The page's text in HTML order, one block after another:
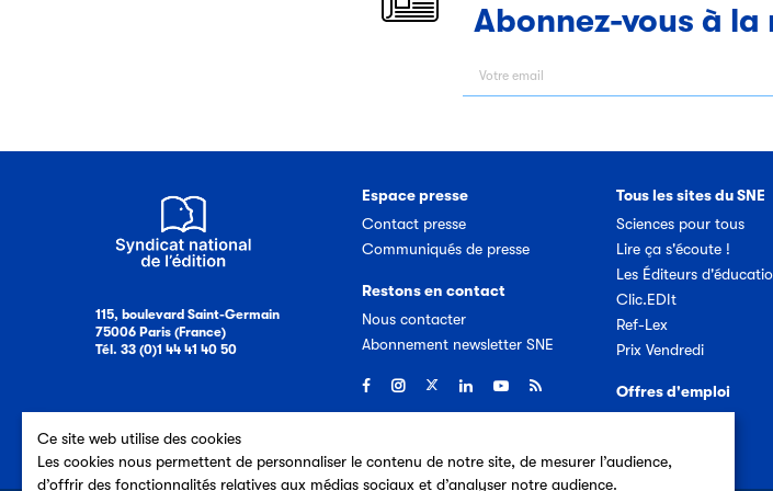
Ce site web utilise des cookies
Les cookies nous permettent de personnaliser le contenu de notre site, de mesurer l’audience,
d’offrir des fonctionnalités relatives aux médias sociaux et d’analyser notre audience.
Abonnez-vous à la
115, boulevard Saint-Germain
75006 Paris (France)
Tél. 33 (0)1 44 41 40 50
Espace presse
Contact presse
Communiqués de presse
Restons en contact
Nous contacter
Abonnement newsletter SNE
Tous les sites du SNE
Sciences pour tous
Lire ça s'écoute !
Les Éditeurs
Clic.EDIt
Ref-Lex
Prix Vendredi
Offres d'emploi